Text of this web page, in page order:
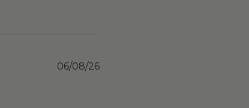
Published
06/08/26